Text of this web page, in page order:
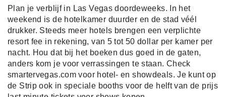
Plan je verblijf in Las Vegas doordeweeks. In het
weekend is de hotelkamer duurder en de stad véél
drukker. Steeds meer hotels brengen een verplichte
resort fee in rekening, van 5 tot 50 dollar per kamer per
nacht. Hou dat bij het boeken dus goed in de gaten,
anders kom je voor verrassingen te staan. Check
smartervegas.com voor hotel- en showdeals. Je kunt op
de Strip ook in speciale booths voor de helft van de prijs